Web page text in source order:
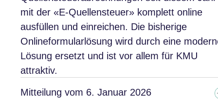
mit der «E-Quellensteuer» komplett online
ausfüllen und einreichen. Die bisherige
Onlineformularlösung wird durch eine
Lösung ersetzt und ist vor allem für KMU
attraktiv.
Mitteilung vom 6. Januar 2026